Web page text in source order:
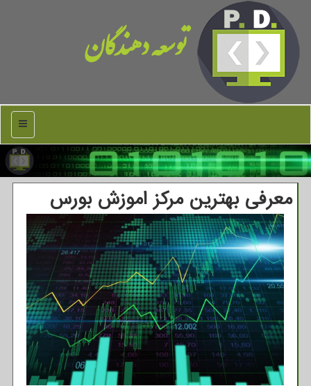
توسعه دهندگان
منو
معرفی بهترین مركز اموزش بورس